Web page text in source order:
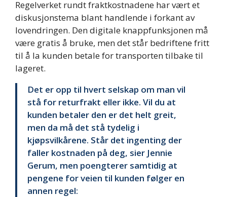
Regelverket rundt fraktkostnadene har vært et
diskusjonstema blant handlende i forkant av
lovendringen. Den digitale knappfunksjonen må
være gratis å bruke, men det står bedriftene fritt
til å la kunden betale for transporten tilbake til
lageret.
Det er opp til hvert selskap om man vil
stå for returfrakt eller ikke. Vil du at
kunden betaler den er det helt greit,
men da må det stå tydelig i
kjøpsvilkårene. Står det ingenting der
faller kostnaden på deg, sier Jennie
Gerum, men poengterer samtidig at
pengene for veien til kunden følger en
annen regel: